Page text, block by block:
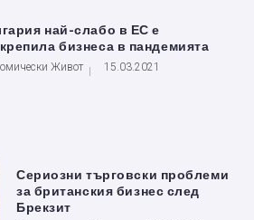
най-слабо в ЕС е
бизнеса в пандемията
Живот 15.03.2021
Сериозни търговски проблеми
за британския бизнес след
Брекзит